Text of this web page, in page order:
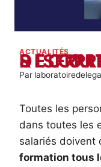
ACTUALITÉS
SE FORMER POUR
Par
Toutes les
dans toutes les
salariés doivent
formation tous